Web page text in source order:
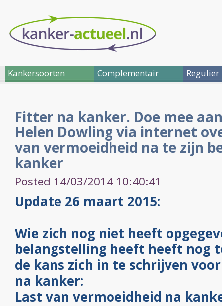
Kankersoorten Complementair Regulier
Fitter na kanker. Doe mee
Helen Dowling via internet
van vermoeidheid na te zijn
kanker
Posted 14/03/2014 10:40:41
Update 26 maart 2015:
Wie zich nog niet heeft
belangstelling heeft heeft nog
de kans zich in te schrijven
na kanker:
Last van vermoeidheid na